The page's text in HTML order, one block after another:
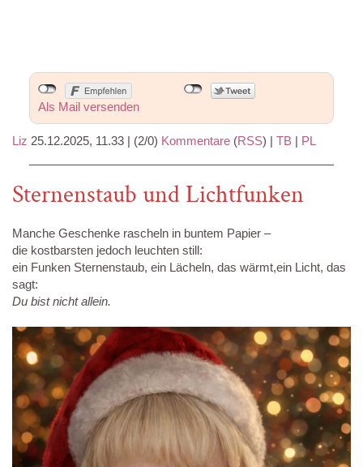
Als Mail versenden
Liz 25.12.2025, 11.33 | (2/0) Kommentare (RSS) | TB | PL
Sternenstaub und Lichtfunken
Manche Geschenke rascheln in buntem Papier –
die kostbarsten jedoch leuchten still:
ein Funken Sternenstaub, ein Lächeln, das wärmt,ein Licht, das
sagt:
Du bist nicht allein.